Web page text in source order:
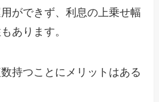
ができず、利息の上乗せ幅
あります。
持つことにメリットはある